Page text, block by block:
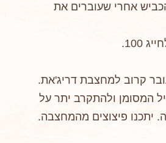
אחרי שעוברים את
100.
קרוב למחצבת דריג'את.
המסומן ולהתקרב יתר על
יתכנו פיצוצים מהמחצבה.